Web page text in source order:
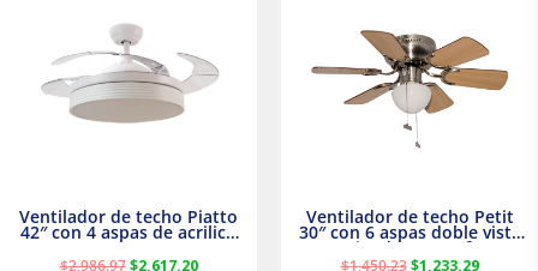
Ventilador de techo Piatto
42″ con 4 aspas de acrilico
transparente
$2,986.97
$2,986.97.
$2,617.20
Ventilador de techo Petit
30″ con 6 aspas doble vista
Satinado Masterfan
$1,450.23
$1,450.23.
$1,233.29